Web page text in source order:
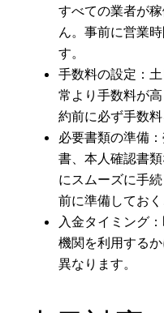
すべての業者が
ん。事前に営業
す。
手数料の設定：
常より手数料が
約前に必ず手数料
必要書類の準備
書、本人確認書
にスムーズに手
前に準備しておく
入金タイミング
機関を利用する
異なります。